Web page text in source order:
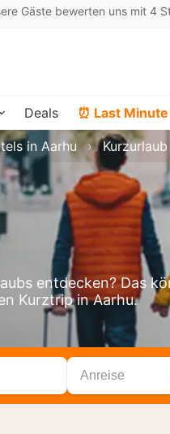
Gäste bewerten uns mit 4
Deals ⏰ Last Minute
entdecken? Das
Kurztrip in Aarhu.
in Aarhu
Anreise